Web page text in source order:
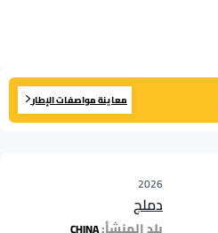
معاينة مواصفات الإطار
2026
دملج